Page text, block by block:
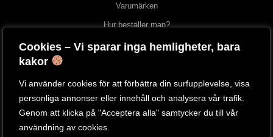
Cookies – Vi sparar inga hemligheter, bara
kakor
Vi använder cookies för att förbättra din surfupplevelse, visa
personliga annonser eller innehåll och analysera vår trafik.
Genom att klicka på "Acceptera alla" samtycker du till vår
användning av cookies.
Varumärken
Hur beställer man?
OM OSS
Besök vår butik